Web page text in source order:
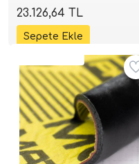
Arac Baslari)
Performans)
Sünger | 12 Adet (6 m²)
| 1000x50 cm | SPLHIFI
23.126,64 TL